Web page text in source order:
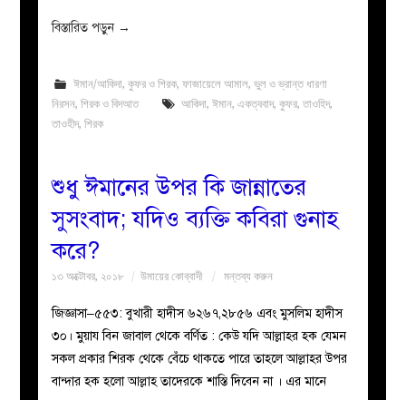
বিস্তারিত পড়ুন →
ঈমান/আকিদা, কুফর ও শিরক, ফাজায়েলে আমাল, ভুল ও ভ্রান্ত ধারণা
নিরসন,শিরক ও বিদআত আকিদা, ঈমান, একত্ববাদ, কুফর, তাওহিদ,
তাওহীদ,শিরক
শুধু ঈমানের উপর কি জান্নাতের
সুসংবাদ; যদিও ব্যক্তি কবিরা গুনাহ
করে?
১৩ অক্টোবর, ২০১৮ উমায়ের কোব্বাদী মন্তব্য করুন
জিজ্ঞাসা–৫৫৩: বুখারী হাদীস ৬২৬৭,২৮৫৬ এবং মুসলিম হাদীস
৩০। মুয়ায বিন জাবাল থেকে বর্ণিত : কেউ যদি আল্লাহর হক যেমন
সকল প্রকার শিরক থেকে বেঁচে থাকতে পারে তাহলে আল্লাহর উপর
বান্দার হক হলো আল্লাহ তাদেরকে শাস্তি দিবেন না । এর মানে